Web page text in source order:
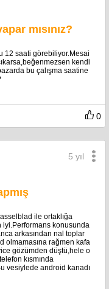
mısınız?
12 saati görebiliyor.Mesai
kendi
bu çalışma saatine
0
5 yıl
ile ortaklığa
iyi.Performans konusunda
arkasından nal toplar
olmamasına rağmen kafa
gözümden düştü,hele o
kısmında
vesiylede android kanadı